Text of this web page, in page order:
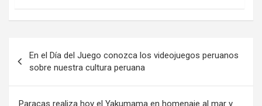
de
entradas
En el Día del Juego conozca los videojuegos peruanos
sobre nuestra cultura peruana
Paracas realiza hoy el Yakumama en homenaje al mar y